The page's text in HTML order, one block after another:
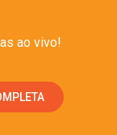
ao vivo!